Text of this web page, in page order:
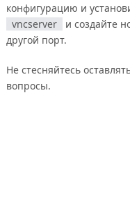
конфигурацию и
vncserver
и создайте
другой порт.
Не стесняйтесь
вопросы.